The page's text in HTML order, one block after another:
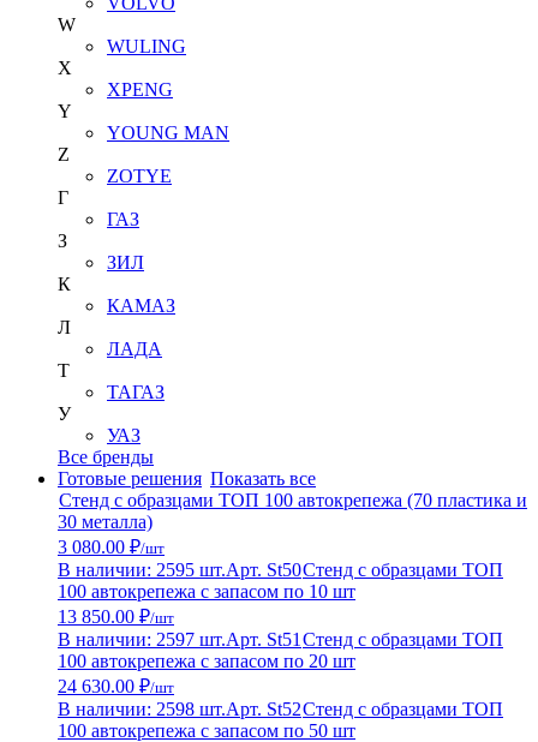
W
WULING
X
XPENG
Y
YOUNG MAN
Z
ZOTYE
Г
ГАЗ
З
ЗИЛ
К
КАМАЗ
Л
ЛАДА
Т
ТАГАЗ
У
УАЗ
Все бренды
Готовые решения Показать все
Стенд с образцами ТОП 100 автокрепежа (70 пластика и
30 металла)
3 080.00 ₽/шт
В наличии: 2595 шт.Арт. St50Стенд с образцами ТОП
100 автокрепежа с запасом по 10 шт
13 850.00 ₽/шт
В наличии: 2597 шт.Арт. St51 Стенд с образцами ТОП
100 автокрепежа с запасом по 20 шт
24 630.00 ₽/шт
В наличии: 2598 шт.Арт. St52Стенд с образцами ТОП
100 автокрепежа с запасом по 50 шт